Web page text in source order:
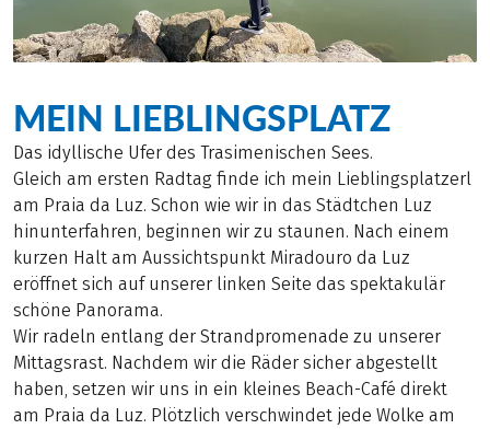
MEIN LIEBLINGSPLATZ
Das idyllische Ufer des Trasimenischen Sees.
Gleich am ersten Radtag finde ich mein Lieblingsplatzerl
am Praia da Luz. Schon wie wir in das Städtchen Luz
hinunterfahren, beginnen wir zu staunen. Nach einem
kurzen Halt am Aussichtspunkt Miradouro da Luz
eröffnet sich auf unserer linken Seite das spektakulär
schöne Panorama.
Wir radeln entlang der Strandpromenade zu unserer
Mittagsrast. Nachdem wir die Räder sicher abgestellt
haben, setzen wir uns in ein kleines Beach-Café direkt
am Praia da Luz. Plötzlich verschwindet jede Wolke am